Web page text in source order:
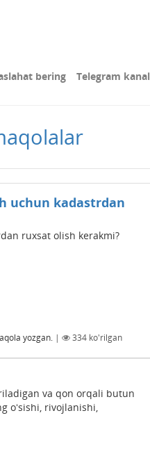
bering Telegram kanal
uchun kadastrdan
ruxsat olish kerakmi?
yozgan. | 334 ko'rilgan
va qon orqali butun
oʻsishi, rivojlanishi,